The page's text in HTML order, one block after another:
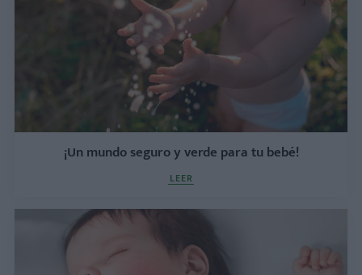
¡Un mundo seguro y verde para tu bebé!
LEER